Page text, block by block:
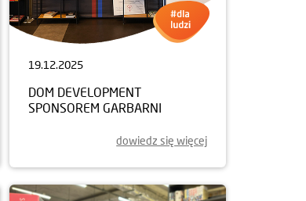
19.12.2025
DOM DEVELOPMENT
SPONSOREM GARBARNI
dowiedz się więcej